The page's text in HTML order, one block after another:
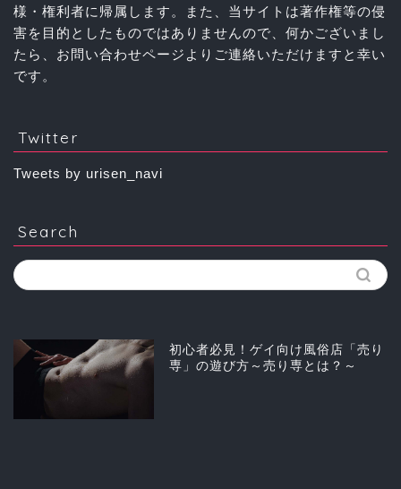
様・権利者に帰属します。また、当サイトは著作権等の侵
害を目的としたものではありませんので、何かございまし
たら、お問い合わせページよりご連絡いただけますと幸い
です。
Twitter
Tweets by urisen_navi
Search
初心者必見！ゲイ向け風俗店「売り
専」の遊び方～売り専とは？～